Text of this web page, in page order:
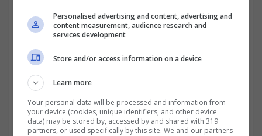
Per gliover 70 gratuito il digitale terrestre
Personalised advertising and content, advertising and
content measurement, audience research and
services development
Store and/or access information on a device
Learn more
Your personal data will be processed and information from
your device (cookies, unique identifiers, and other device
data) may be stored by, accessed by and shared with 319
partners, or used specifically by this site. We and our partners